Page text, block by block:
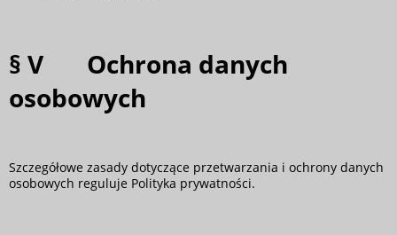
§ V Ochrona danych
osobowych
Szczegółowe zasady dotyczące przetwarzania i ochrony danych
osobowych reguluje Polityka prywatności.